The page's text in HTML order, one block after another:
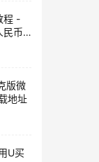
程 -
民币
补
版微
地址
U买